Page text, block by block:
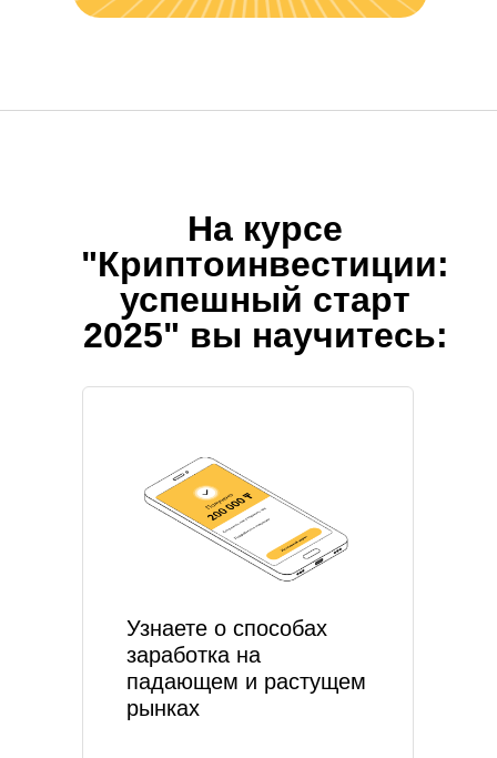
На курсе
"Криптоинвестиции:
успешный старт
2025" вы научитесь:
Узнаете о способах
заработка на
падающем и растущем
рынках